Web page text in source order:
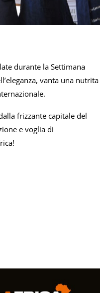
durante la Settimana
vanta una nutrita
frizzante capitale del
e voglia di